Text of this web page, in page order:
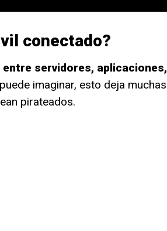
conectado?
servidores, aplicaciones,
imaginar, esto deja muchas
pirateados.